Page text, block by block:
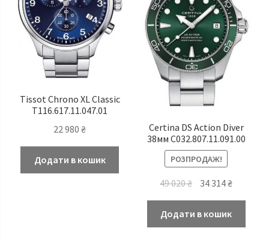
Tissot Chrono XL Classic
T116.617.11.047.01
22 980₴
Додати в кошик
Certina DS Action Diver
38мм C032.807.11.091.00
РОЗПРОДАЖ!
49 020₴
Оригінальна
ціна:
49
020 ₴.
34 314₴
ціна:
314 ₴.
Додати в кошик